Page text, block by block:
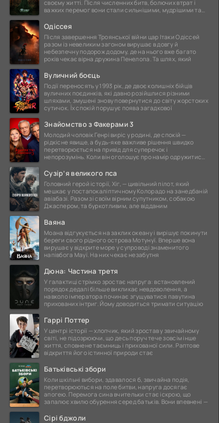
своєму житті. Після численних битв, болючих втрат і
важких перемог вони стали сильнішими, мудрішими та
Одіссея
Після завершення Троянської війни цар Ітаки Одіссей
разом із невеликим загоном вирушає в довгу й
небезпечну подорож додому, де на нього вже багато
років чекає вірна дружина Пенелопа. Та шлях, який
Вуличний боєць
Події переносять у 1993 рік, де двоє колишніх бійців
вуличних поєдинків, які давно розійшлися різними
шляхами, змушені знову повернутися до світу жорстоких
сутичок. Їх спокій порушує поява загадкової
Знайомство з Факерами 3
Молодий чоловік Генрі виріс у родині, де спокій —
рідкісне явище, а будь-яке важливе рішення швидко
перетворюється на привід для суперечок і
непорозумінь. Коли він оголошує про намір одружитися,
Сузір’я великого пса
Головний герой історії, Хіг, — цивільний пілот, який
мешкає у постапокаліптичному Колорадо на занедбаній
авіабазі. Разом зі своїм вірним супутником, собакою
Джаспером, та буркотливим, але відданим
Ваяна
Моана відгукується на заклик океану і вирішує покинути
береги свого рідного острова Мотунуї. Вперше вона
вирушає у відкрите море у супроводі знаменитого
напівбога Мауї. На них чекає незабутня
Дюна: Частина третя
У галактиці стрімко зростає напруга: встановлений
порядок дедалі більше викликає невдоволення, а
навколо імператора починає згущуватися павутина
прихованих інтриг. Йому доводиться тримати ситуацію
Гаррі Поттер
У центрі історії — хлопчик, який зростав у звичайному
світі, не підозрюючи, що десь поруч тече зовсім інше
життя, сповнене таємниць і прихованої сили. Раптове
відкриття його істинної природи стає
Батьківські збори
Коли шкільні вибори, здавалося б, звичайна подія,
перетворюються на поле битви, напруга досягає
апогею. Перемога сина вчительки стає іскрою, що
запалює хвилю обурення серед батьків. Вони впевнені —
Сірі бджоли